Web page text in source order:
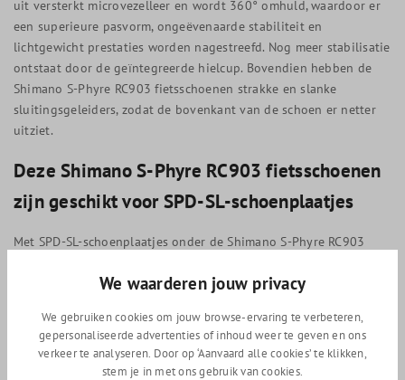
uit versterkt microvezelleer en wordt 360° omhuld, waardoor er
een superieure pasvorm, ongeëvenaarde stabiliteit en
lichtgewicht prestaties worden nagestreefd. Nog meer stabilisatie
ontstaat door de geïntegreerde hielcup. Bovendien hebben de
Shimano S-Phyre RC903 fietsschoenen strakke en slanke
sluitingsgeleiders, zodat de bovenkant van de schoen er netter
uitziet.
Deze Shimano S-Phyre RC903 fietsschoenen
zijn geschikt voor SPD-SL-schoenplaatjes
Met SPD-SL-schoenplaatjes onder de Shimano S-Phyre RC903
die hoog in de competitie rijden. De naadloze aansluiting tussen
je kracht overbrengt. Je kunt kiezen uit gele, blauwe en rode
schoenplaatjes, waarbij de eerstgenoemde 6 graden speling
hebben, de tweede 2 graden en de laatstgenoemde 0 graden
We waarderen jouw privacy
We gebruiken cookies om jouw browse-ervaring te verbeteren,
gepersonaliseerde advertenties of inhoud weer te geven en ons
verkeer te analyseren. Door op ‘Aanvaard alle cookies’ te klikken,
stem je in met ons gebruik van cookies.